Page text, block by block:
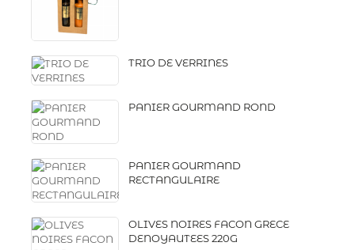
TRIO DE VERRINES
PANIER GOURMAND ROND
PANIER GOURMAND
RECTANGULAIRE
OLIVES NOIRES FACON GRECE
DENOYAUTEES 220G